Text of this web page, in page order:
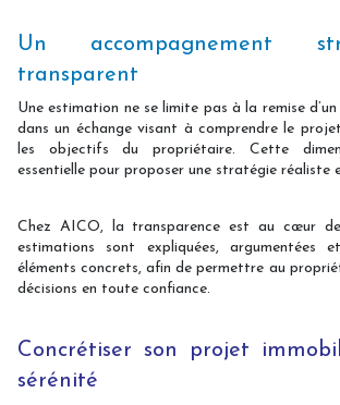
Un accompagnement
transparent
Une estimation ne se limite pas à la remise
dans un échange visant à comprendre le
les objectifs du propriétaire. Cette
essentielle pour proposer une stratégie réaliste
Chez AICO, la transparence est au cœur
estimations sont expliquées, argumentées
éléments concrets, afin de permettre au
décisions en toute confiance.
Concrétiser son projet
sérénité